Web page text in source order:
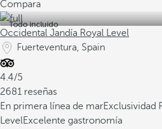
Compara
Todo incluido
Occidental Jandía Royal Level
Fuerteventura, Spain
4.4/5
2681 reseñas
En primera línea de marExclusividad
LevelExcelente gastronomía